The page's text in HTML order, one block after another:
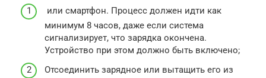
или смартфон. Процесс должен идти как
минимум 8 часов, даже если система
сигнализирует, что зарядка окончена.
Устройство при этом должно быть включено;
Отсоединить зарядное или вытащить его из